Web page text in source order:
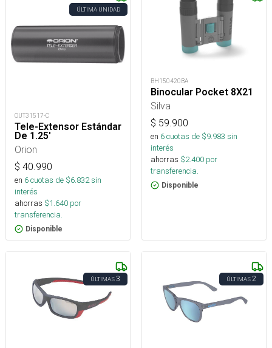
ÚLTIMA UNIDAD
OUT31517-C
Tele-Extensor Estándar
De 1.25'
Orion
$ 40.990
en 6cuotas de $6.832sin
interés
ahorras $1.640 por
transferencia.
Disponible
BH150420BA
Binocular Pocket 8X21
Silva
$ 59.900
en 6cuotas de $9.983 sin
interés
ahorras $2.400 por
transferencia.
Disponible
ÚLTIMAS3 ÚLTIMAS2